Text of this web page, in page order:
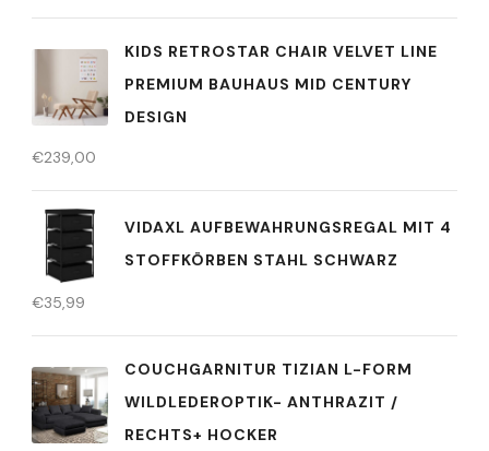
KIDS RETROSTAR CHAIR VELVET LINE
PREMIUM BAUHAUS MID CENTURY
DESIGN
€239,00
VIDAXL AUFBEWAHRUNGSREGAL MIT 4
STOFFKÖRBEN STAHL SCHWARZ
€35,99
COUCHGARNITUR TIZIAN L-FORM
WILDLEDEROPTIK- ANTHRAZIT /
RECHTS+ HOCKER